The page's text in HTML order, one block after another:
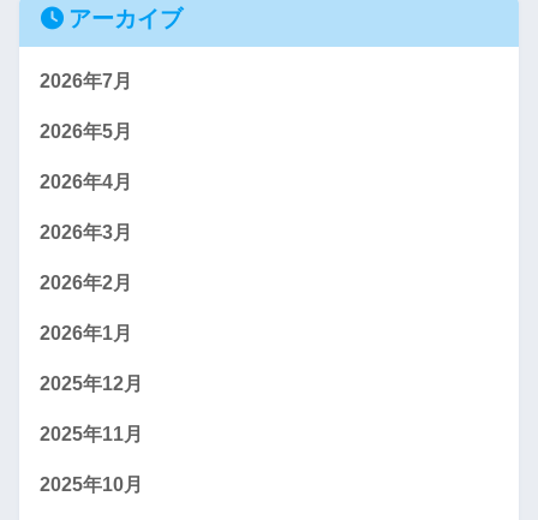
アーカイブ
2026年7月
2026年5月
2026年4月
2026年3月
2026年2月
2026年1月
2025年12月
2025年11月
2025年10月